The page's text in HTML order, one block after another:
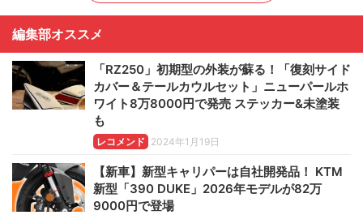
編集部オススメ
「RZ250」初期型の外装が蘇る！「復刻サイド
カバー＆テールカウルセット」ニューパールホ
ワイト8万8000円で発売 ステッカー&未塗装
も
レコメンド 2024年1月19日
【新車】新型キャリパーは自社開発品！ KTM
新型「390 DUKE」2026年モデルが82万
9000円で登場